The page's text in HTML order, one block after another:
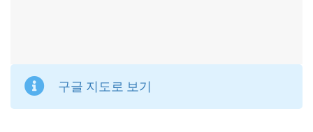
구글 지도로 보기